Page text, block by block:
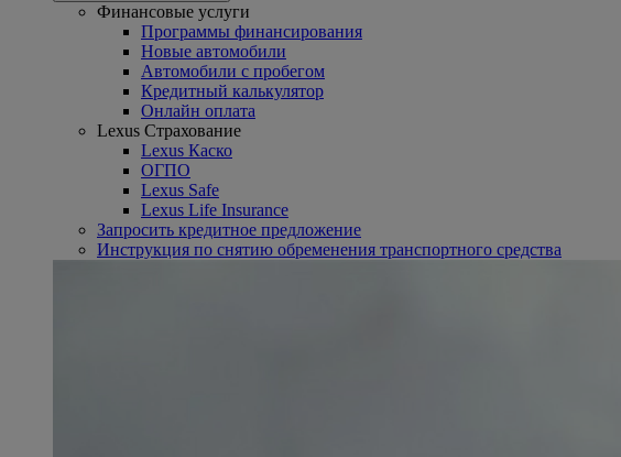
Финансовые услуги
Программы финансирования
Новые автомобили
Автомобили с пробегом
Кредитный калькулятор
Онлайн оплата
Lexus Страхование
Lexus Каско
ОГПО
Lexus Safe
Lexus Life Insurance
Запросить кредитное предложение
Инструкция по снятию обременения транспортного средства